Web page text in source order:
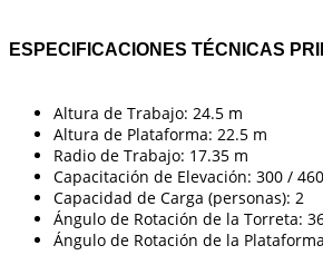
ESPECIFICACIONES TÉCNICAS
Altura de Trabajo: 24.5 m
Altura de Plataforma: 22.5 m
Radio de Trabajo: 17.35 m
Capacitación de Elevación: 300 /
Capacidad de Carga (personas): 2
Ángulo de Rotación de la Torreta:
Ángulo de Rotación de la